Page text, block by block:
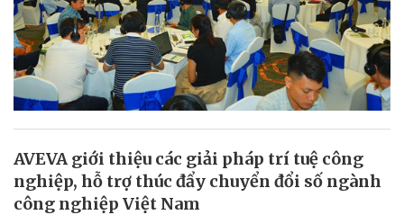
AVEVA giới thiệu các giải pháp trí tuệ công
nghiệp, hỗ trợ thúc đẩy chuyển đổi số ngành
công nghiệp Việt Nam